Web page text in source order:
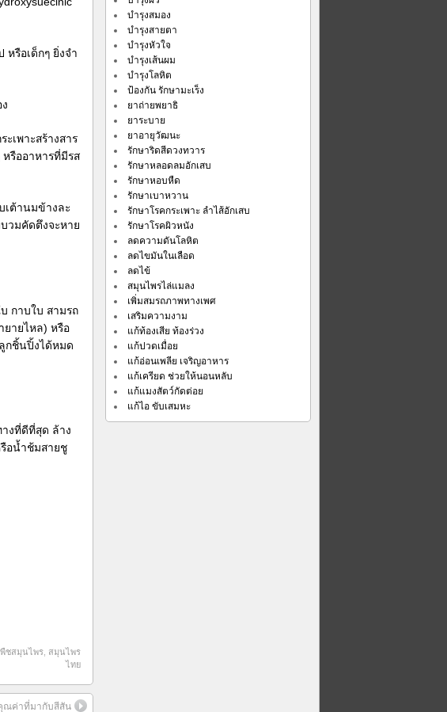
รือเด็กๆ ยิ่งจำ
เพาะสร้างสาร
หรืออาหารที่มีรส
เต้านมข้างละ
วมคัดตึงจะหาย
กาบใบ สามรถ
ายไหล) หรือ
กชิ้นปิ้งได้หมด
งที่ดีที่สุด ล้าง
อน้ำช้มสายชู
พืชสมุนไพร สมุนไพร
ไทย
ณค่าที่มากับสีสัน
บำรุงสมอง
บำรุงสายตา
บำรุงหัวใจ
บำรุงเส้นผม
บำรุงโลหิต
ป้องกัน รักษามะเร็ง
ยาถ่ายพยาธิ
ยาระบาย
ยาอายุวัฒนะ
รักษาริดสีดวงทวาร
รักษาหลอดลมอักเสบ
รักษาหอบหืด
รักษาเบาหวาน
รักษาโรคกระเพาะ ลำไส้อักเสบ
รักษาโรคผิวหนัง
ลดความดันโลหิต
ลดไขมันในเลือด
ลดไข้
สมุนไพรไล่แมลง
เพิ่มสมรถภาพทางเพศ
เสริมความงาม
แก้ท้องเสีย ท้องร่วง
แก้ปวดเมื่อย
แก้อ่อนเพลีย เจริญอาหาร
แก้เครียด ช่วยให้นอนหลับ
แก้แมงสัตว์กัดต่อย
แก้ไอ ขับเสมหะ